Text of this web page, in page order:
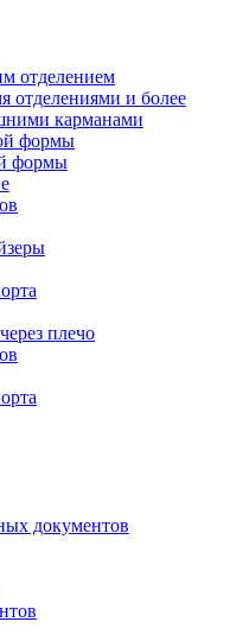
отделением
отделениями и более
карманами
формы
формы
плечо
документов